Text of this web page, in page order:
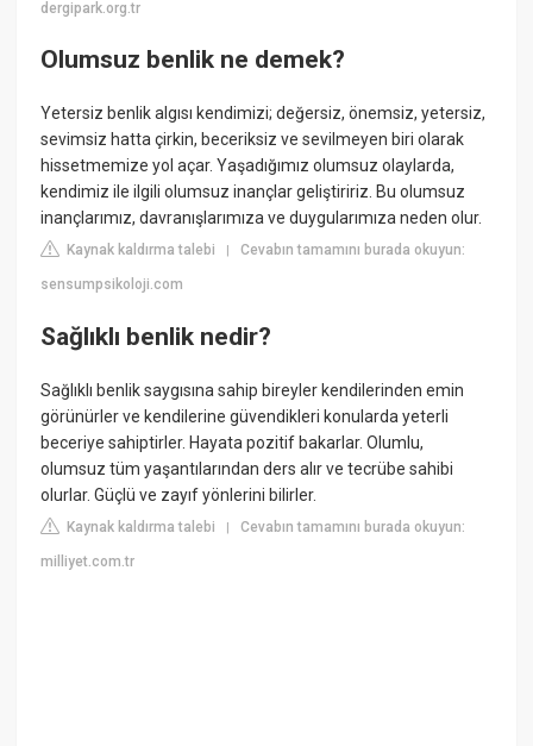
dergipark.org.tr
Olumsuz benlik ne demek?
Yetersiz benlik algısı kendimizi; değersiz, önemsiz, yetersiz,
sevimsiz hatta çirkin, beceriksiz ve sevilmeyen biri olarak
hissetmemize yol açar. Yaşadığımız olumsuz olaylarda,
kendimiz ile ilgili olumsuz inançlar geliştiririz. Bu olumsuz
inançlarımız, davranışlarımıza ve duygularımıza neden olur.
Kaynak kaldırma talebi |Cevabın tamamını burada okuyun:
sensumpsikoloji.com
Sağlıklı benlik nedir?
Sağlıklı benlik saygısına sahip bireyler kendilerinden emin
görünürler ve kendilerine güvendikleri konularda yeterli
beceriye sahiptirler. Hayata pozitif bakarlar. Olumlu,
olumsuz tüm yaşantılarından ders alır ve tecrübe sahibi
olurlar. Güçlü ve zayıf yönlerini bilirler.
Kaynak kaldırma talebi |Cevabın tamamını burada okuyun:
milliyet.com.tr